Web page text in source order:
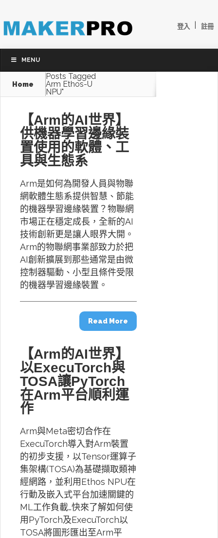
登入 註冊
MENU
Home
Posts Tagged
Arm Ethos-U
NPU"
【Arm的AI世界】
供機器學習邊緣裝
置使用的軟體、工
具與生態系
Arm是如何為開發人員與物聯
網軟體生態系提供智慧、節能
的機器學習邊緣裝置？物聯網
市場正在穩定成長，全新的AI
技術創新更是讓人眼界大開。
Arm的物聯網事業部致力於把
AI創新擴展到那些通常是由微
控制器驅動、小型且條件受限
的機器學習邊緣裝置。
Read More
【Arm的AI世界】
以ExecuTorch與
TOSA讓PyTorch
在Arm平台順利運
作
Arm與Meta密切合作在
ExecuTorch導入對Arm裝置
的初步支援，以Tensor運算子
集架構(TOSA)為基礎擷取類神
經網路，並利用Ethos NPU在
行動及嵌入式平台加速關鍵的
ML工作負載…快來了解如何使
用PyTorch及ExecuTorch以
TOSA將圖形匯出至Arm平